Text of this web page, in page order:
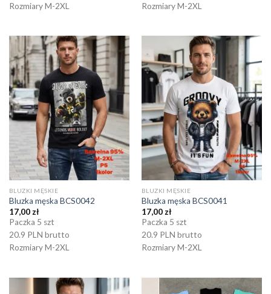
Rozmiary M-2XL
Rozmiary M-2XL
BLUZKI MĘSKIE
Bluzka męska BCS0042
17,00zł
Paczka 5 szt
20.9 PLN brutto
Rozmiary M-2XL
BLUZKI MĘSKIE
Bluzka męska BCS0041
17,00zł
Paczka 5 szt
20.9 PLN brutto
Rozmiary M-2XL